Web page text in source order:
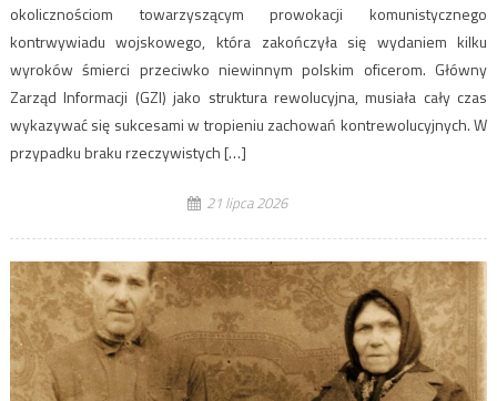
okolicznościom towarzyszącym prowokacji komunistycznego
kontrwywiadu wojskowego, która zakończyła się wydaniem kilku
wyroków śmierci przeciwko niewinnym polskim oficerom. Główny
Zarząd Informacji (GZI) jako struktura rewolucyjna, musiała cały czas
wykazywać się sukcesami w tropieniu zachowań kontrewolucyjnych. W
przypadku braku rzeczywistych […]
21 lipca 2026